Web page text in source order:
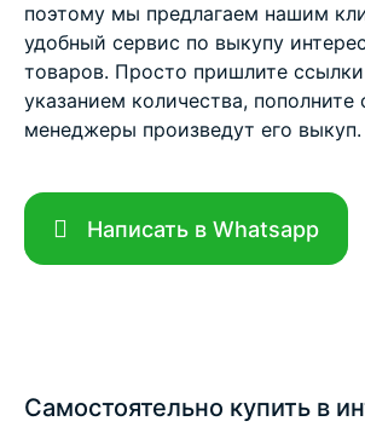
поэтому мы предлагаем нашим
удобный сервис по выкупу
товаров. Просто пришлите
указанием количества, пополните
менеджеры произведут его выкуп.
Написать в Whatsapp
Самостоятельно купить в